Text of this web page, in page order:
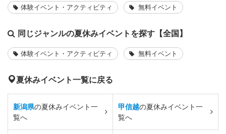
体験イベント・アクティビティ 無料イベント
同じジャンルの夏休みイベントを探す【全国】
体験イベント・アクティビティ 無料イベント
夏休みイベント一覧に戻る
新潟県の夏休みイベント一
覧へ
甲信越の夏休みイベント一
覧へ